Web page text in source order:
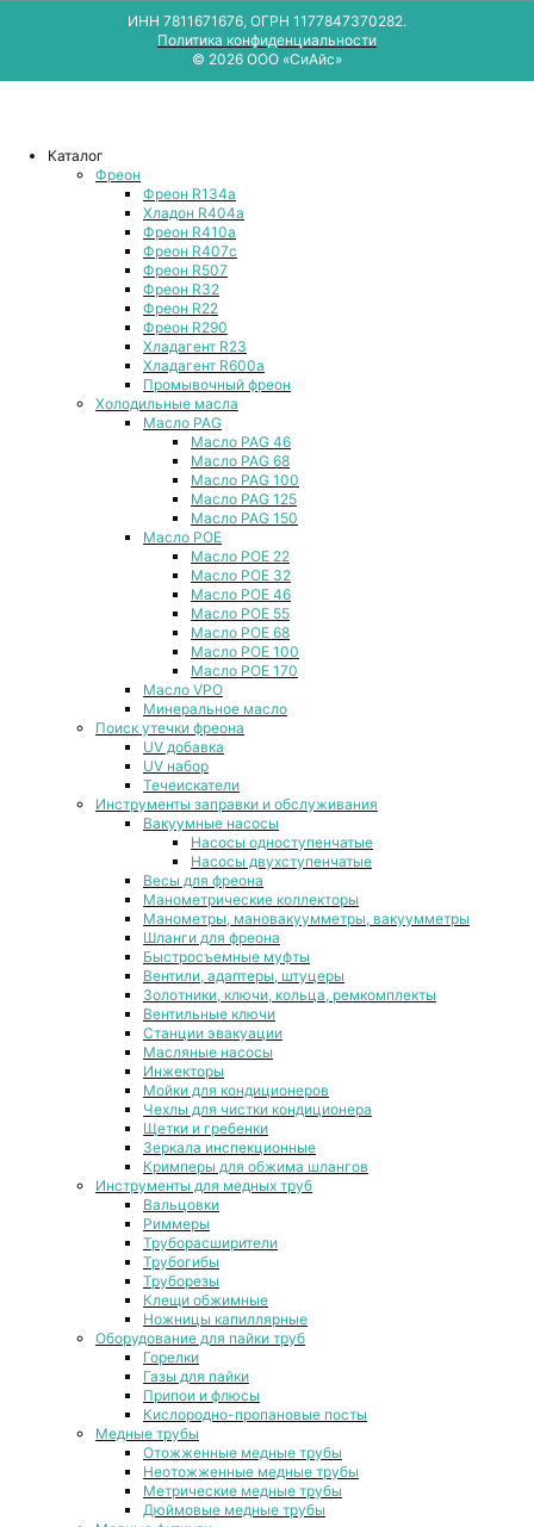
ИНН 7811671676, ОГРН 1177847370282.
Политика конфиденциальности
© 2026 ООО «СиАйс»
Каталог
Фреон
Фреон R134a
Хладон R404a
Фреон R410a
Фреон R407с
Фреон R507
Фреон R32
Фреон R22
Фреон R290
Хладагент R23
Хладагент R600a
Промывочный фреон
Холодильные масла
Масло PAG
Масло PAG 46
Масло PAG 68
Масло PAG 100
Масло PAG 125
Масло PAG 150
Масло POE
Масло POE 22
Масло POE 32
Масло POE 46
Масло POE 55
Масло POE 68
Масло POE 100
Масло POE 170
Масло VPO
Минеральное масло
Поиск утечки фреона
UV добавка
UV набор
Течеискатели
Инструменты заправки и обслуживания
Вакуумные насосы
Насосы одноступенчатые
Насосы двухступенчатые
Весы для фреона
Манометрические коллекторы
Манометры, мановакуумметры, вакуумметры
Шланги для фреона
Быстросъемные муфты
Вентили, адаптеры, штуцеры
Золотники, ключи, кольца, ремкомплекты
Вентильные ключи
Станции эвакуации
Масляные насосы
Инжекторы
Мойки для кондиционеров
Чехлы для чистки кондиционера
Щетки и гребенки
Зеркала инспекционные
Кримперы для обжима шлангов
Инструменты для медных труб
Вальцовки
Риммеры
Труборасширители
Трубогибы
Труборезы
Клещи обжимные
Ножницы капиллярные
Оборудование для пайки труб
Горелки
Газы для пайки
Припои и флюсы
Кислородно-пропановые посты
Медные трубы
Отожженные медные трубы
Неотожженные медные трубы
Метрические медные трубы
Дюймовые медные трубы